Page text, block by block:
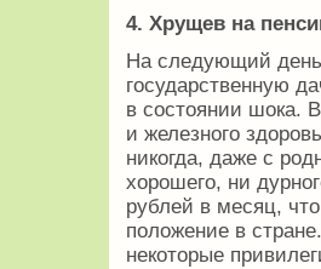
4. Хрущев на
На следующий
государственную
в состоянии шока.
и железного
никогда, даже с
хорошего, ни
рублей в месяц,
положение в
некоторые